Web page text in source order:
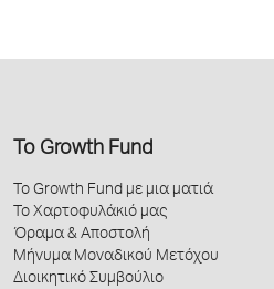
Το Growth Fund
Το Growth Fund με μια ματιά
Το Χαρτοφυλάκιό μας
Όραμα & Αποστολή
Μήνυμα Μοναδικού Μετόχου
Διοικητικό Συμβούλιο